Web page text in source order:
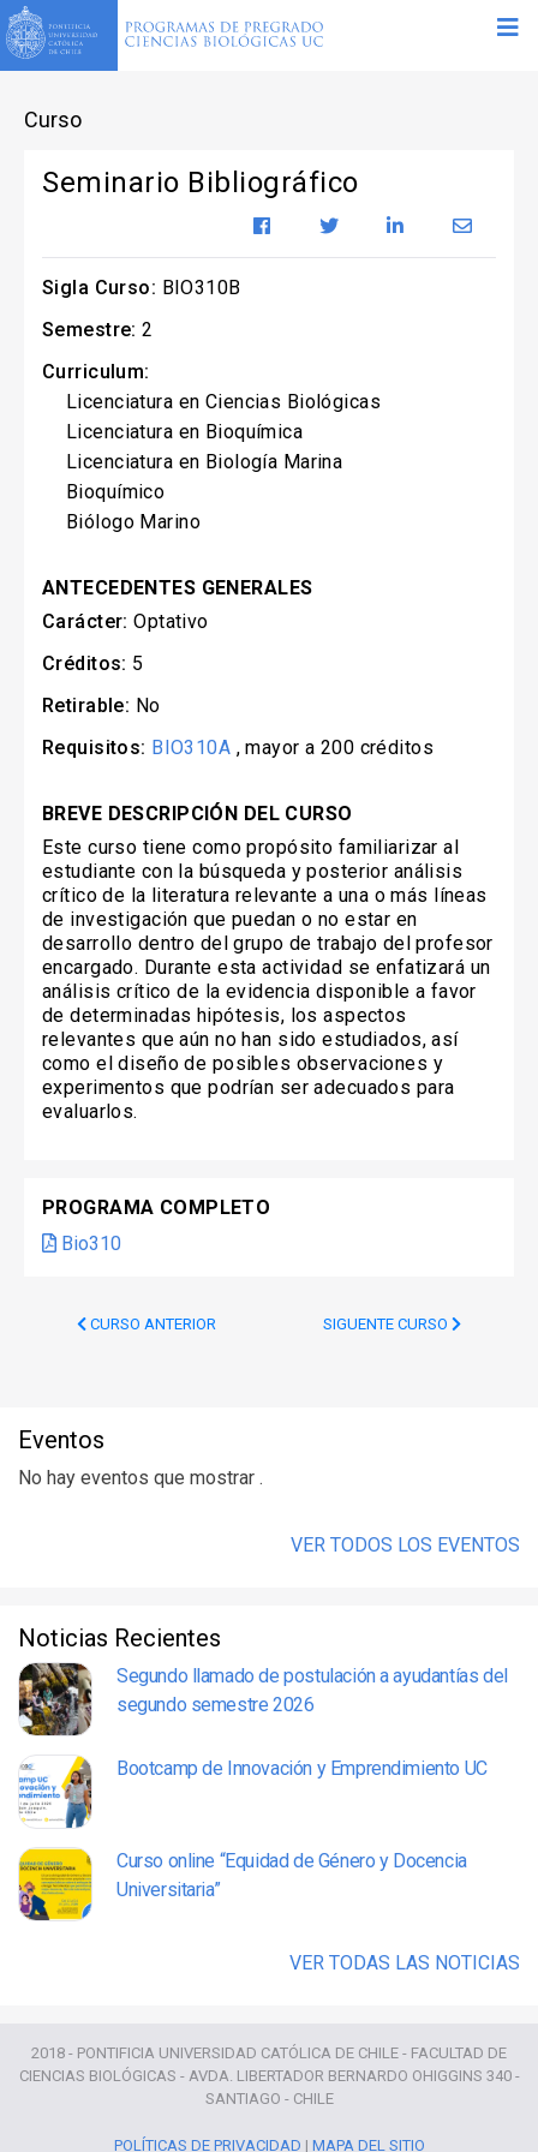
Curso
Seminario Bibliográfico
Sigla Curso: BIO310B
Semestre: 2
Curriculum:
Licenciatura en Ciencias Biológicas
Licenciatura en Bioquímica
Licenciatura en Biología Marina
Bioquímico
Biólogo Marino
ANTECEDENTES GENERALES
Carácter: Optativo
Créditos: 5
Retirable: No
Requisitos: BIO310A , mayor a 200 créditos
BREVE DESCRIPCIÓN DEL CURSO
Este curso tiene como propósito familiarizar al
estudiante con la búsqueda y posterior análisis
crítico de la literatura relevante a una o más líneas
de investigación que puedan o no estar en
desarrollo dentro del grupo de trabajo del profesor
encargado. Durante esta actividad se enfatizará un
análisis crítico de la evidencia disponible a favor
de determinadas hipótesis, los aspectos
relevantes que aún no han sido estudiados, así
como el diseño de posibles observaciones y
experimentos que podrían ser adecuados para
evaluarlos.
PROGRAMA COMPLETO
Bio310
CURSO ANTERIOR SIGUENTE CURSO
Eventos
No hay eventos que mostrar .
VER TODOS LOS EVENTOS
Noticias Recientes
Segundo llamado de postulación a ayudantías del
segundo semestre 2026
Bootcamp de Innovación y Emprendimiento UC
Curso online “Equidad de Género y Docencia
Universitaria”
VER TODAS LAS NOTICIAS
2018 - PONTIFICIA UNIVERSIDAD CATÓLICA DE CHILE - FACULTAD DE
CIENCIAS BIOLÓGICAS - AVDA. LIBERTADOR BERNARDO OHIGGINS 340 -
SANTIAGO - CHILE
POLÍTICAS DE PRIVACIDAD | MAPA DEL SITIO